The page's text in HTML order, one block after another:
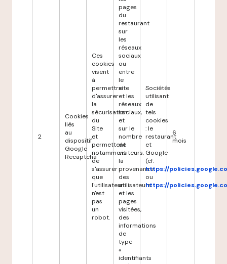
2
Cookies
liés
au
dispositif
Google
Recaptcha
Ces
cookies
visent
à
permettre
d'assurer
la
sécurisation
du
Site
et
permettent
notamment
de
s'assurer
que
l'utilisateur
n'est
pas
un
robot.
pages
du
restaurant
sur
les
réseaux
sociaux
ou
entre
le
site
et les
réseaux
sociaux,
et
sur le
nombre
de
visiteurs,
la
provenance
des
utilisateurs
et les
pages
visitées,
des
informations
de
type
«
identifiants
Sociétés
utilisant
de
tels
cookies
: le
restaurant
et
Google
(cf.
https://
ou
https://
6
mois